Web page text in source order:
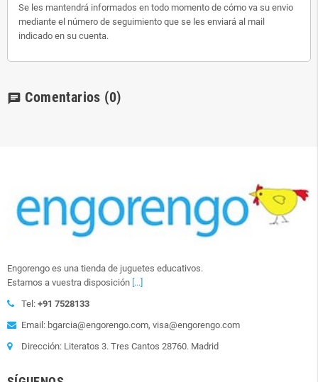
Se les mantendrá informados en todo momento de cómo va su envio
mediante el número de seguimiento que se les enviará al mail
indicado en su cuenta.
chat Comentarios (0)
Engorengo es una tienda de juguetes educativos.
Estamos a vuestra disposición [...]
Tel: +91 7528133
Email: bgarcia@engorengo.com, visa@engorengo.com
Dirección: Literatos 3. Tres Cantos 28760. Madrid